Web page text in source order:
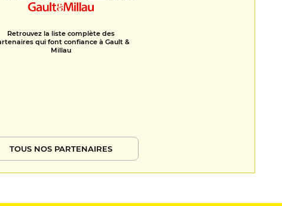
Retrouvez la liste complète des
qui font confiance à Gault &
Millau
TOUS NOS PARTENAIRES